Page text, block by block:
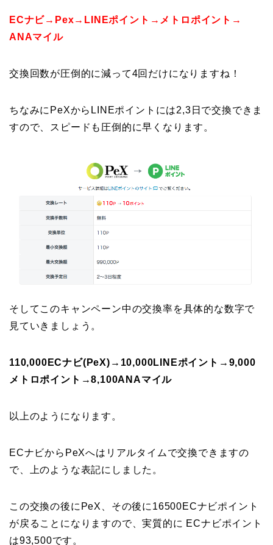
ECナビ→Pex→LINEポイント→メトロポイント→
ANAマイル
交換回数が圧倒的に減って4回だけになりますね！
ちなみにPeXからLINEポイントには2,3日で交換できま
すので、スピードも圧倒的に早くなります。
そしてこのキャンペーン中の交換率を具体的な数字で
見ていきましょう。
110,000ECナビ(PeX)→10,000LINEポイント→9,000
メトロポイント→8,100ANAマイル
以上のようになります。
ECナビからPeXへはリアルタイムで交換できますの
で、上のような表記にしました。
この交換の後にPeX、その後に16500ECナビポイント
が戻ることになりますので、実質的に ECナビポイント
は93,500です。